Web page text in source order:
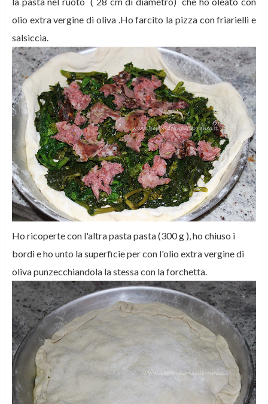
olio extra vergine di oliva .Ho farcito la pizza con friarielli e
salsiccia.
Ho ricoperte con l'altra pasta pasta (300 g ), ho chiuso i
bordi e ho unto la superficie per con l'olio extra vergine di
oliva punzecchiandola la stessa con la forchetta.